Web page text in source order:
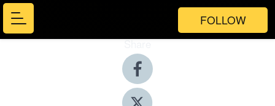
FOLLOW
Share